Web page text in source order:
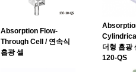
Absorption Flow-
Through Cell / 연속식
흡광 셀
더형 흡광
120-QS